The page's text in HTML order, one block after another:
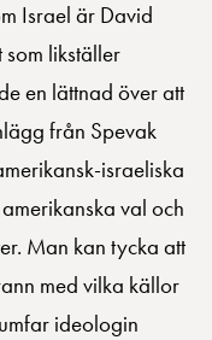
Israel är David
som likställer
en lättnad över att
från Spevak
israeliska
val och
Man kan tycka att
med vilka källor
ideologin